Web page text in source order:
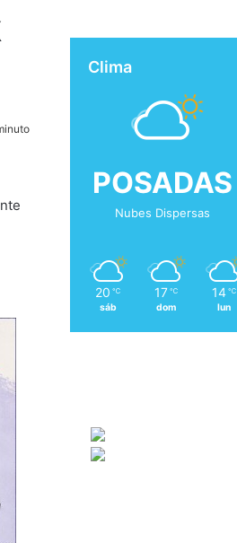
Clima
POSADAS
Nubes Dispersas
20 ℃
sáb
17 ℃
dom
14 ℃
lun